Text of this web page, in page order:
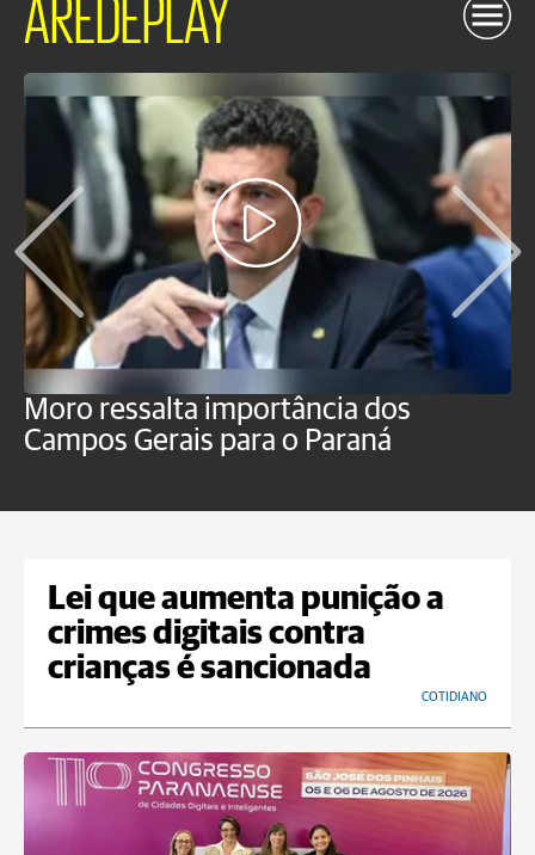
Moro ressalta importância dos
Campos Gerais para o Paraná
Lei que aumenta punição a
crimes digitais contra
crianças é sancionada
COTIDIANO